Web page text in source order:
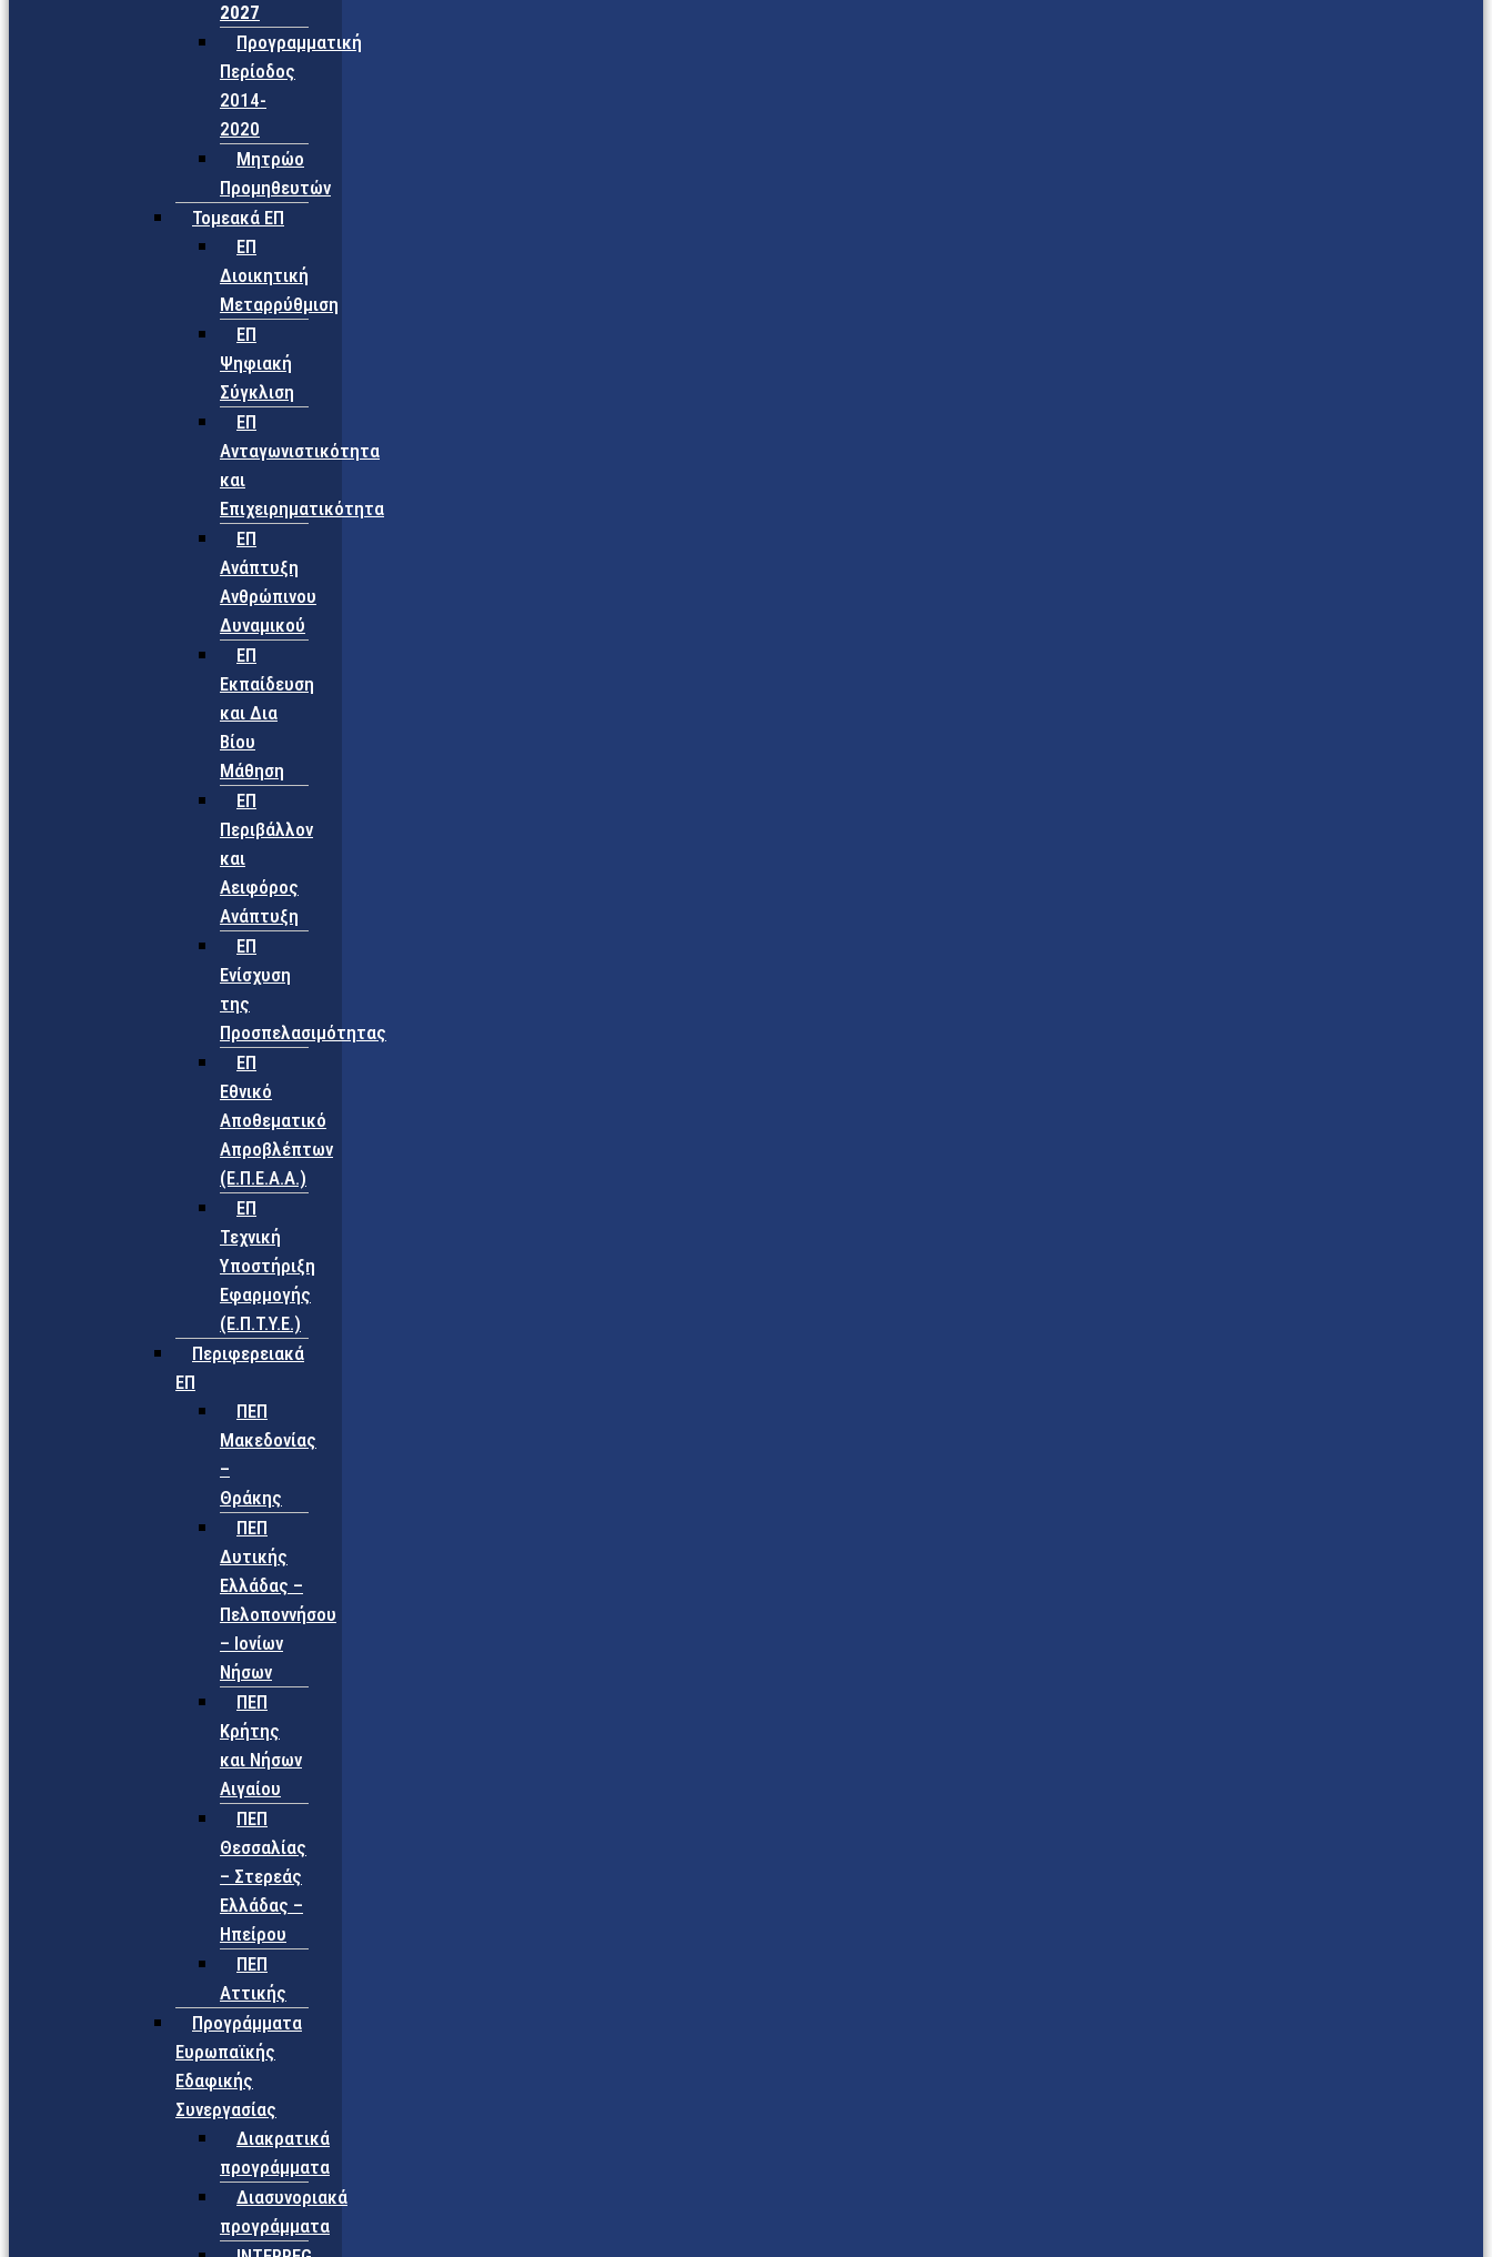
2027
Προγραμματική
Περίοδος
2014-
2020
Μητρώο
Προμηθευτών
Τομεακά ΕΠ
ΕΠ
Διοικητική
Μεταρρύθμιση
ΕΠ
Ψηφιακή
Σύγκλιση
ΕΠ
Ανταγωνιστικότητα
και
Επιχειρηματικότητα
ΕΠ
Ανάπτυξη
Ανθρώπινου
Δυναμικού
ΕΠ
Εκπαίδευση
και Δια
Βίου
Μάθηση
ΕΠ
Περιβάλλον
και
Αειφόρος
Ανάπτυξη
ΕΠ
Ενίσχυση
της
Προσπελασιμότητας
ΕΠ
Εθνικό
Αποθεματικό
Απροβλέπτων
(Ε.Π.Ε.Α.Α.)
ΕΠ
Τεχνική
Υποστήριξη
Εφαρμογής
(Ε.Π.Τ.Υ.Ε.)
Περιφερειακά
ΕΠ
ΠΕΠ
Μακεδονίας
–
Θράκης
ΠΕΠ
Δυτικής
Ελλάδας –
Πελοποννήσου
– Ιονίων
Νήσων
ΠΕΠ
Κρήτης
και Νήσων
Αιγαίου
ΠΕΠ
Θεσσαλίας
– Στερεάς
Ελλάδας –
Ηπείρου
ΠΕΠ
Αττικής
Προγράμματα
Ευρωπαϊκής
Εδαφικής
Συνεργασίας
Διακρατικά
προγράμματα
Διασυνοριακά
προγράμματα